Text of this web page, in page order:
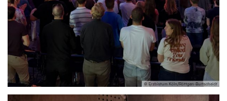
© Erzbistum Köln/Röttgen-Burtscheidt